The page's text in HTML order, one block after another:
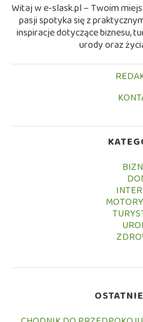
Witaj w e-slask.pl – Twoim
pasji spotyka się z
inspiracje dotyczące biznesu,
urody oraz